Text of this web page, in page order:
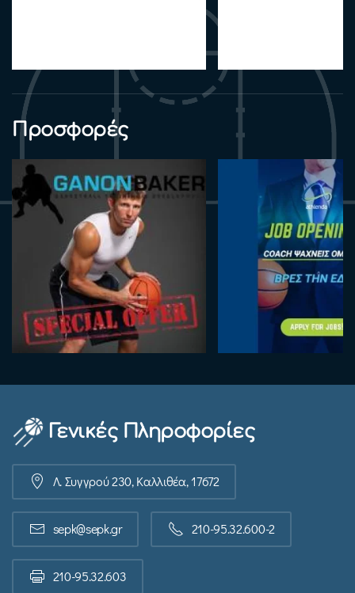
Προσφορές
Γενικές Πληροφορίες
Λ. Συγγρού 230, Καλλιθέα, 17672
sepk@sepk.gr 210-95.32.600-2
210-95.32.603